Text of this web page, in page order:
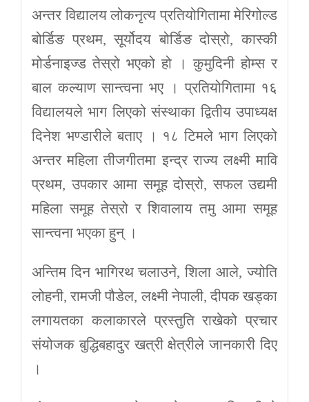
अन्तर विद्यालय लोकनृत्य प्रतियोगितामा मेरिगोल्ड
बोर्डिङ प्रथम, सूर्योदय बोर्डिङ दोस्रो, कास्की
मोर्डनाइज्ड तेस्रो भएको हो । कुमुदिनी होम्स र
बाल कल्याण सान्त्वना भए । प्रतियोगितामा १६
विद्यालयले भाग लिएको संस्थाका द्वितीय उपाध्यक्ष
दिनेश भण्डारीले बताए । १८ टिमले भाग लिएको
अन्तर महिला तीजगीतमा इन्द्र राज्य लक्ष्मी मावि
प्रथम, उपकार आमा समूह दोस्रो, सफल उद्यमी
महिला समूह तेस्रो र शिवालाय तमु आमा समूह
सान्त्वना भएका हुन् ।
अन्तिम दिन भागिरथ चलाउने, शिला आले, ज्योति
लोहनी, रामजी पौडेल, लक्ष्मी नेपाली, दीपक खड्का
लगायतका कलाकारले प्रस्तुति राखेको प्रचार
संयोजक बुद्धिबहादुर खत्री क्षेत्रीले जानकारी दिए
।